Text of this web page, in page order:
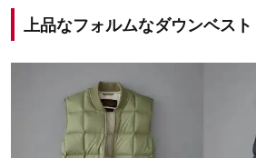
上品なフォルムなダウンベスト